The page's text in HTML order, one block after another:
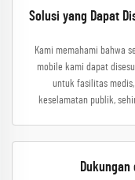
Solusi yang Dapat
Kami memahami bahwa
mobile kami dapat
untuk fasilitas
keselamatan publik,